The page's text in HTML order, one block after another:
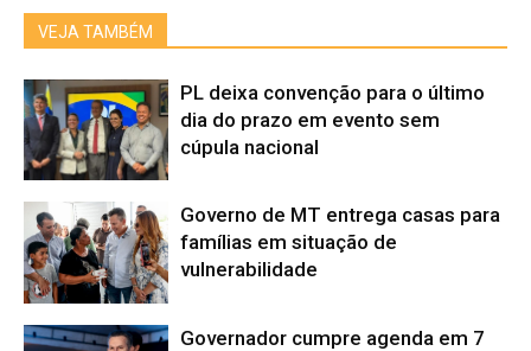
VEJA TAMBÉM
PL deixa convenção para o último
dia do prazo em evento sem
cúpula nacional
Governo de MT entrega casas para
famílias em situação de
vulnerabilidade
Governador cumpre agenda em 7